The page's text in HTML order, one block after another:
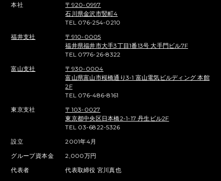
本社
〒920-0997
石川県金沢市竪町4
TEL 076-254-0210
福井支社
〒910-0005
福井県福井市大手3丁目1番13号 大手門ビル7F
TEL 0776-26-8322
富山支社
〒930-0004
富山県富山市桜橋通り3-1 富山電気ビルディング 本館
2F
TEL 076-486-8161
東京支社
〒103-0027
東京都中央区日本橋2-1-17 丹生ビル2F
TEL 03-6822-5326
設立
2001年4月
グループ資本金
2,000万円
代表者
代表取締役 宮川真也